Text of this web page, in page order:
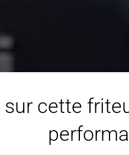
sur cette